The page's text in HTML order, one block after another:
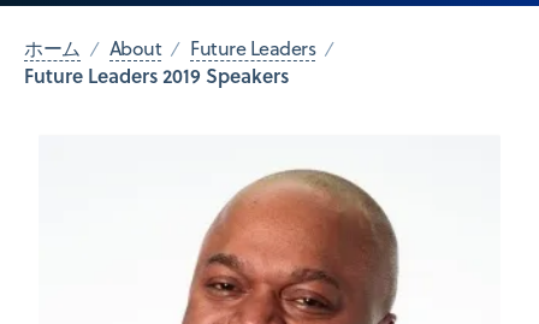
ホーム About Future Leaders
Future Leaders 2019 Speakers